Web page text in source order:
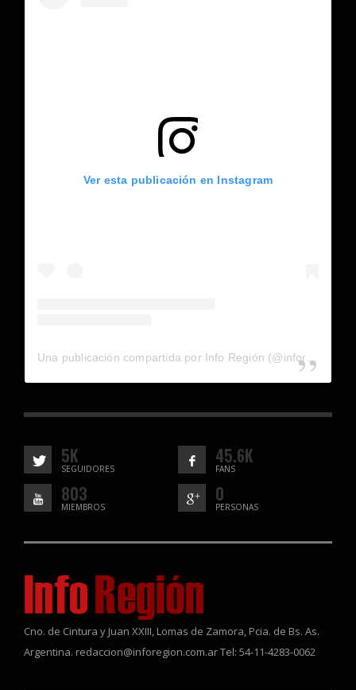
Ver esta publicación en Instagram
5K
SEGUIDORES
45.6K
FANS
803
MIEMBROS
0
PERSONAS
Cno. de Cintura y Juan XXIII, Lomas de Zamora, Pcia. de Bs. As.
Argentina. redaccion@inforegion.com.ar Tel: 54-11-4283-0062